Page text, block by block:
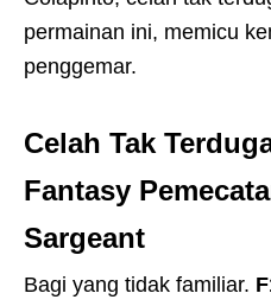
permainan ini, memicu
penggemar.
Celah Tak
Fantasy
Sargeant
Bagi yang tidak familiar.